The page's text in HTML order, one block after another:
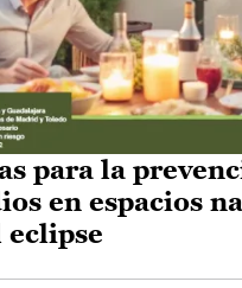
para la
en espacios
eclipse